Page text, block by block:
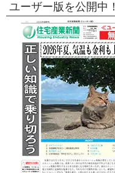
ユーザー版を公開中！